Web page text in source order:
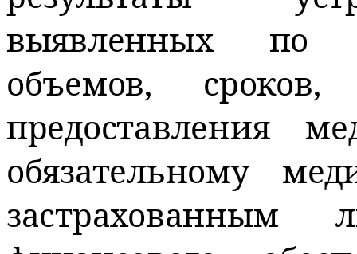
выявленных по
объемов,
предоставления
обязательному